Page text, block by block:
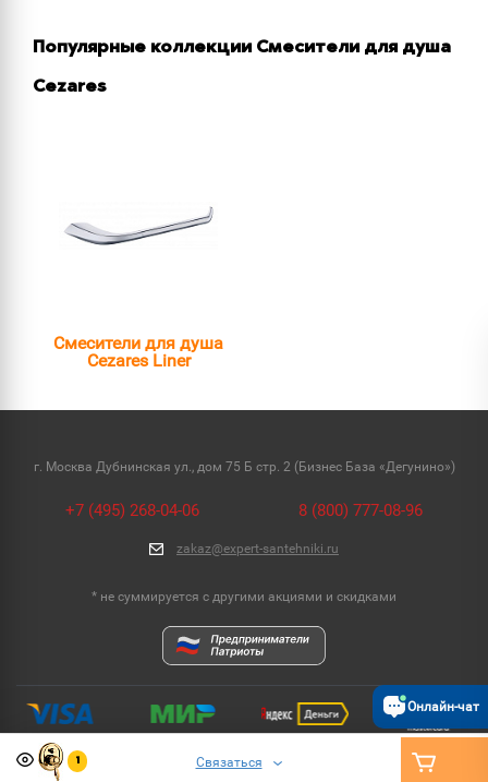
Популярные коллекции Смесители для душа
Cezares
Смесители для душа
Cezares Liner
г. Москва Дубнинская ул., дом 75 Б стр. 2 (Бизнес База «Дегунино»)
+7 (495) 268-04-06 8 (800) 777-08-96
zakaz@expert-santehniki.ru
* не суммируется с другими акциями и скидками
1 Связаться
Онлайн-чат